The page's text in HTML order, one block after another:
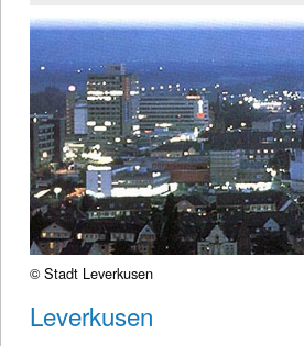
© Stadt Leverkusen
Leverkusen